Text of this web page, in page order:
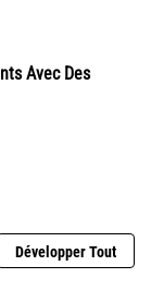
Avec Des
Développer Tout